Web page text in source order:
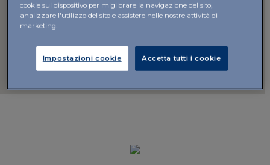
cookie sul dispositivo per migliorare la navigazione del sito,
analizzare l'utilizzo del sito e assistere nelle nostre attività di
marketing.
Impostazioni cookie Accetta tutti i cookie